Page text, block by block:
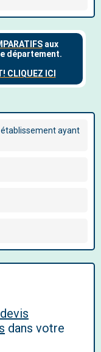
ayant
dans votre